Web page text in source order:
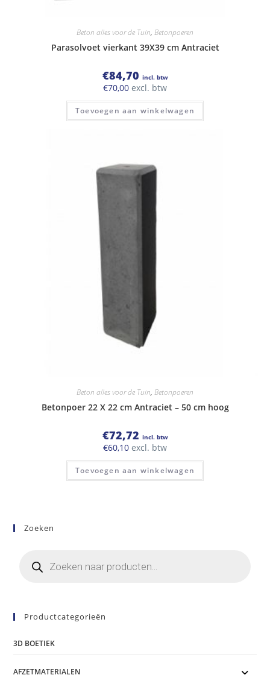
Beton alles voor de Tuin, Betonpoeren
Parasolvoet vierkant 39X39 cm Antraciet
€84,70 incl. btw
€70,00 excl. btw
Toevoegen aan winkelwagen
Beton alles voor de Tuin, Betonpoeren
Betonpoer 22 X 22 cm Antraciet – 50 cm hoog
€72,72 incl. btw
€60,10 excl. btw
Toevoegen aan winkelwagen
Zoeken
zoeken
Productcategorieën
3D BOETIEK
AFZETMATERIALEN